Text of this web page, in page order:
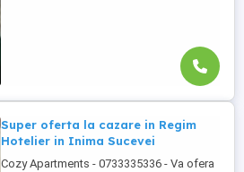
Super oferta la cazare in Regim
Hotelier in Inima Sucevei
Cozy Apartments - 0733335336 - Va ofera